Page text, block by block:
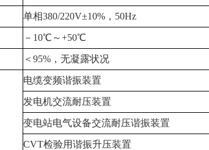
单相380/220V±10%，50Hz
－10℃～+50℃
＜95%，无凝露状况
电缆变频谐振装置
发电机交流耐压装置
变电站电气设备交流耐压谐振装置
CVT检验用谐振升压装置